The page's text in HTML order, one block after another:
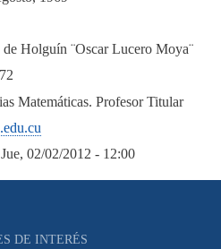
Holguín ¨Oscar Lucero Moya¨
Matemáticas. Profesor Titular
Jue, 02/02/2012 - 12:00
DE INTERÉS